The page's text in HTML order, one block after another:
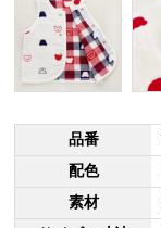
品番
配色
素材